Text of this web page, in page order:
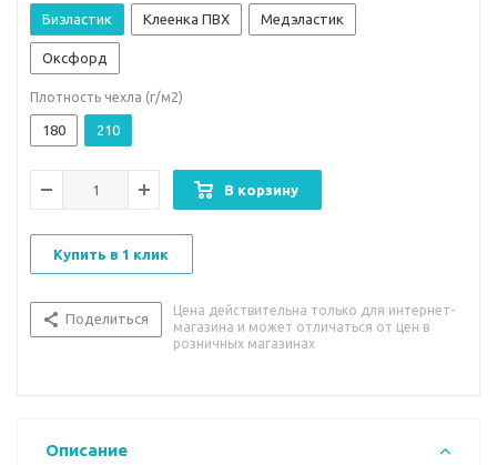
Биэластик Клеенка ПВХ Медэластик
Оксфорд
Плотность чехла (г/м2)
180 210
В корзину
Купить в 1 клик
Поделиться
Цена действительна только для интернет-
магазина и может отличаться от цен в
розничных магазинах
Описание